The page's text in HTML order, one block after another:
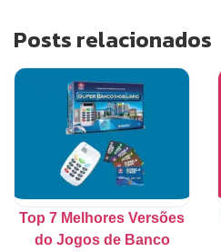
Posts relacionados
Top 7 Melhores Versões
do Jogos de Banco